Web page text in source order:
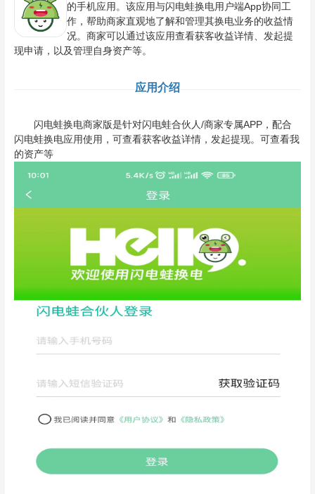
的手机应用。该应用与闪电蛙换电用户端App协同工
作，帮助商家直观地了解和管理其换电业务的收益情
况。商家可以通过该应用查看获客收益详情、发起提
现申请，以及管理自身资产等。
应用介绍
闪电蛙换电商家版是针对闪电蛙合伙人/商家专属APP，配合
闪电蛙换电应用使用，可查看获客收益详情，发起提现。可查看我
的资产等